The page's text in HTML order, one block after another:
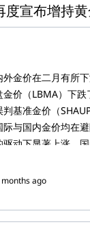
年以来最强势的黄
的上游实物黄金需
度宣布增持
外金价在二月有所
金价（LBMA）下
判基准金价（
际与国内金价均在
驱动下显著上涨，
月20日创下历史新高
金溢价继续回升，
黄金交易所(SGE)
月增加30吨，较去
ago